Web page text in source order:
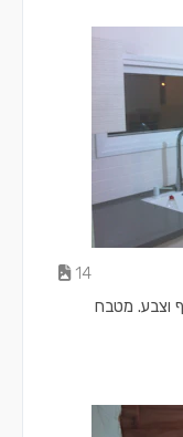
14
וצבע. מטבח